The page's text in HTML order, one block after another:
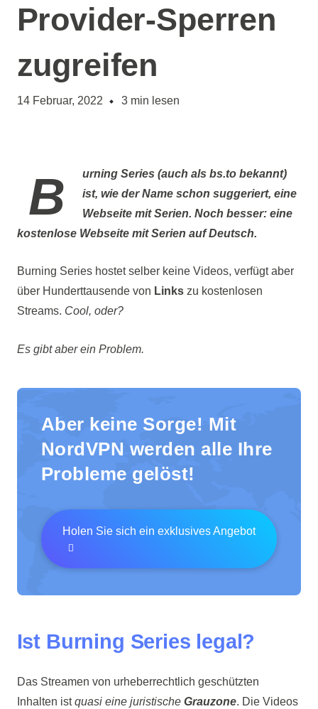
Provider-Sperren
zugreifen
14 Februar, 2022 3 min lesen
Burning Series (auch als bs.tobekannt)
ist, wie der Name schon suggeriert, eine
Webseite mit Serien. Noch besser: eine
kostenloseWebseite mit Serien auf Deutsch.
Burning Series hostet selber keine Videos, verfügt aber
über Hunderttausende von Linkszu kostenlosen
Streams. Cool, oder?
Es gibt aber ein Problem.
Aber keine Sorge! Mit
NordVPN werden alle Ihre
Probleme gelöst!
Holen Sie sich ein exklusives Angebot
Ist Burning Series legal?
Das Streamen von urheberrechtlich geschützten
Inhalten istquasi eine juristische Grauzone. Die Videos